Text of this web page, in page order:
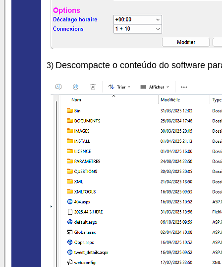
3) Descompacte o conteúdo do software